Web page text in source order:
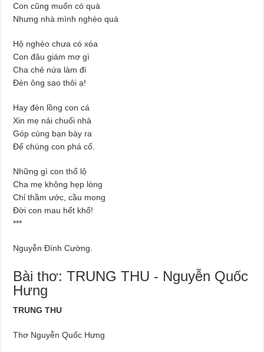
Con cũng muốn có quà
Nhưng nhà mình nghèo quá
Hộ nghèo chưa có xóa
Con đâu giám mơ gì
Cha chẻ nứa làm đi
Đèn ông sao thôi ạ!
Hay đèn lồng con cá
Xin mẹ nải chuối nhà
Góp cùng bạn bày ra
Để chúng con phá cổ.
Những gì con thổ lộ
Cha mẹ không hẹp lòng
Chỉ thầm ước, cầu mong
Đời con mau hết khổ!
***
Nguyễn Đình Cường.
Bài thơ: TRUNG THU - Nguyễn Quốc
Hưng
TRUNG THU
Thơ Nguyễn Quốc Hưng